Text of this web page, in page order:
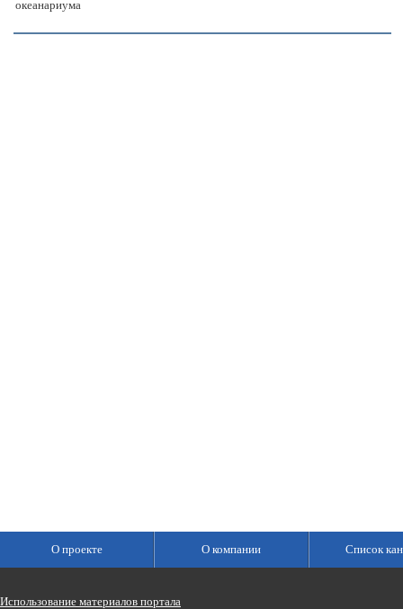
океанариума
О проекте О компании Список
Использование материалов портала